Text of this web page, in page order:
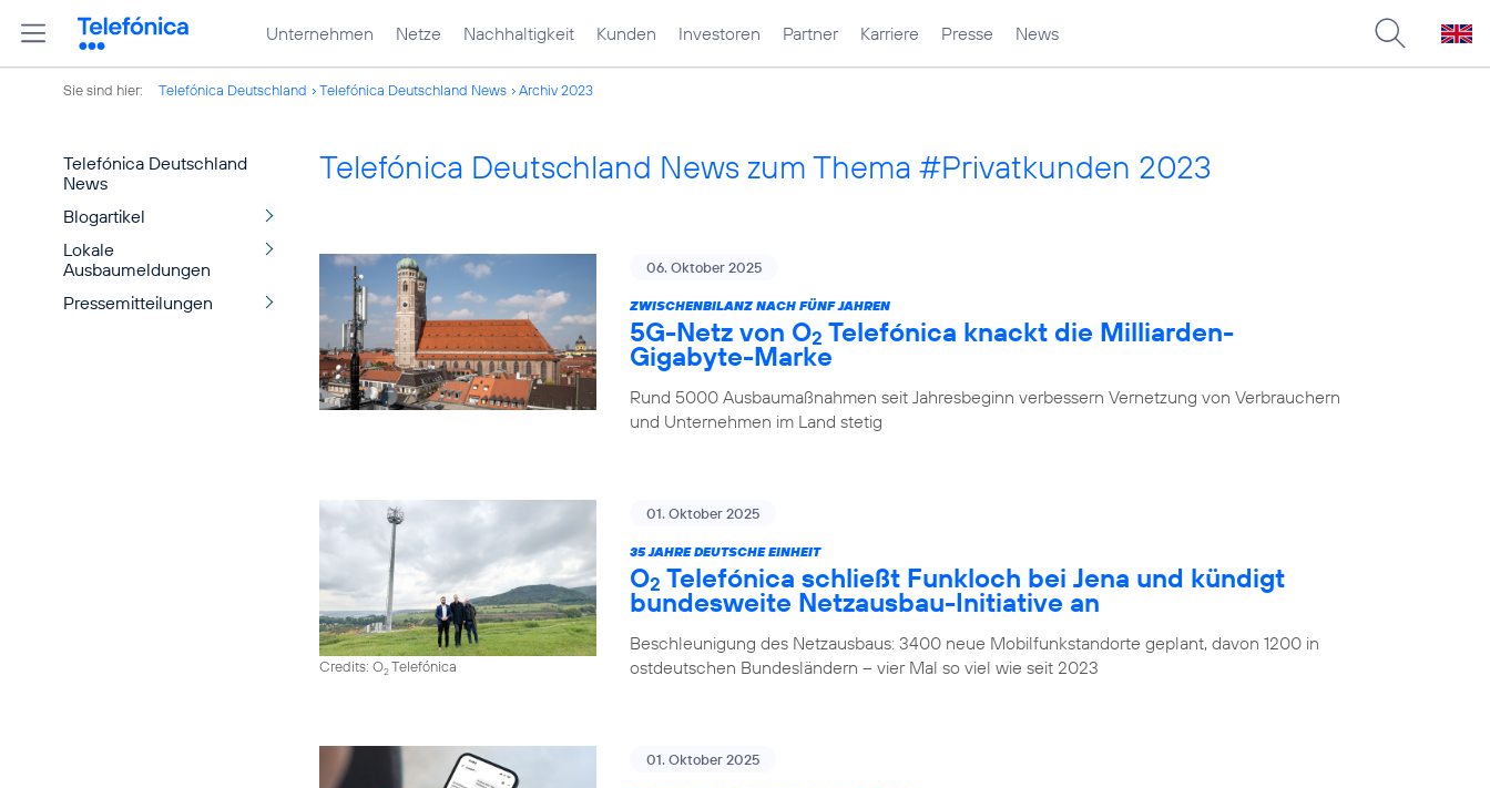
Unternehmen Netze Nachhaltigkeit Kunden Investoren Partner Karriere Presse News
Sie sind hier: Telefónica Deutschland Telefónica Deutschland News Archiv 2023
Telefónica Deutschland
News
Blogartikel
Lokale
Ausbaumeldungen
Pressemitteilungen
Telefónica Deutschland News zum Thema #Privatkunden 2023
06. Oktober 2025
ZWISCHENBILANZ NACH FÜNF JAHREN
5G-Netz von O2 Telefónica knackt die Milliarden-
Gigabyte-Marke
Rund 5000 Ausbaumaßnahmen seit Jahresbeginn verbessern Vernetzung von Verbrauchern
und Unternehmen im Land stetig
Credits: O2Telefónica
01. Oktober 2025
35 JAHRE DEUTSCHE EINHEIT
O2 Telefónica schließt Funkloch bei Jena und kündigt
bundesweite Netzausbau-Initiative an
Beschleunigung des Netzausbaus: 3400 neue Mobilfunkstandorte geplant, davon 1200 in
ostdeutschen Bundesländern – vier Mal so viel wie seit 2023
01. Oktober 2025